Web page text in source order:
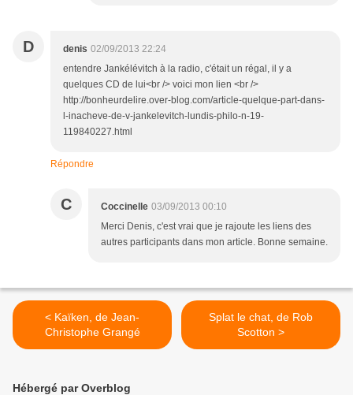
D denis 02/09/2013 22:24
entendre Jankélévitch à la radio, c'était un régal, il y a
quelques CD de lui<br /> voici mon lien <br />
http://bonheurdelire.over-blog.com/article-quelque-part-dans-
l-inacheve-de-v-jankelevitch-lundis-philo-n-19-
119840227.html
Répondre
C Coccinelle 03/09/2013 00:10
Merci Denis, c'est vrai que je rajoute les liens des
autres participants dans mon article. Bonne semaine.
< Kaïken, de Jean-
Christophe Grangé
Splat le chat, de Rob
Scotton >
Hébergé par Overblog